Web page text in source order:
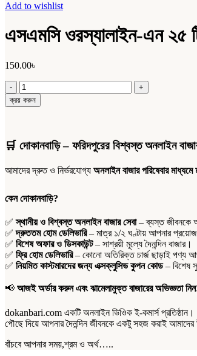
Add to wishlist
এসএমসি ওরস্যালাইন-এন ২৫
150.00৳
এসএমসি
ওরস্যালাইন-
এন
quantity
ক্রয় করুন
🛒 দোকানবাড়ি – ফরিদপুরের বিশ্বস্ত অনলাইন
আমাদের দ্রুত ও নির্ভরযোগ্য অনলাইন বাজার পরিষেবার
কেন দোকানবাড়ি?
✅স্থানীয় ও বিশ্বস্ত অনলাইন বাজার সেবা– ব্যস্ত জীবনকে
✅দ্রুততম হোম ডেলিভারি– মাত্র ১/২ ঘণ্টায় আপনার
✅ বিশেষ অফার ও ডিসকাউন্ট– সাশ্রয়ী মূল্যে দৈনন্দিন বাজার।
✅ ফ্রি হোম ডেলিভারি– কোনো অতিরিক্ত চার্জ ছাড়াই পণ্য
✅ নিয়মিত কাস্টমারদের জন্য এক্সক্লুসিভ কুপন কোড– বিশেষ
📢 আজই অর্ডার করুন এবং ঝামেলামুক্ত বাজারের অভিজ্ঞতা
dokanbari.com একটি অনলাইন ভিওিক ই-কমার্স
পৌছে দিয়ে আপনার দৈনন্দিন জীবনকে একটু সহজ করাই আমাদের
বাঁচবে আপনার সময়,শ্রম ও অর্থ…..